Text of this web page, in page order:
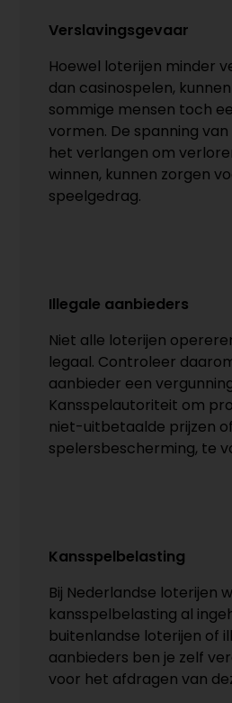
Verslavingsgevaar
Hoewel loterijen minder
dan casinospelen,
sommige mensen toch
vormen. De spanning
het verlangen om
winnen, kunnen zorgen
speelgedrag.
Illegale aanbieders
Niet alle loterijen
legaal. Controleer
aanbieder een
Kansspelautoriteit om
niet-uitbetaalde prijzen
spelersbescherming, te
Kansspelbelasting
Bij Nederlandse loterijen
kansspelbelasting al
buitenlandse loterijen of
aanbieders ben je zelf
voor het afdragen van